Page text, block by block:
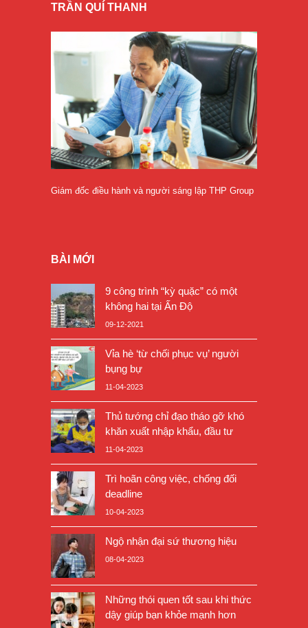
TRẦN QUÍ THANH
Giám đốc điều hành và người sáng lập THP Group
BÀI MỚI
9 công trình “kỳ quặc” có một
không hai tại Ấn Độ
09-12-2021
Vỉa hè ‘từ chối phục vụ’ người
bụng bự
11-04-2023
Thủ tướng chỉ đạo tháo gỡ khó
khăn xuất nhập khẩu, đầu tư
11-04-2023
Trì hoãn công việc, chống đối
deadline
10-04-2023
Ngộ nhận đại sứ thương hiệu
08-04-2023
Những thói quen tốt sau khi thức
dậy giúp bạn khỏe mạnh hơn